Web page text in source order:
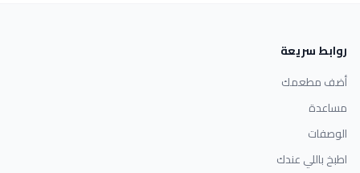
روابط سريعة
أضف مطعمك
مساعدة
الوصفات
اطبخ باللي عندك